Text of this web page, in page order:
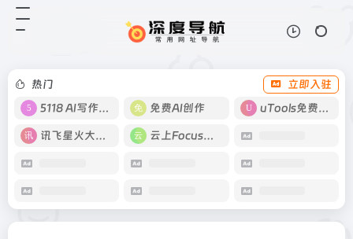
热门
立即入驻
5118 AI写作工具
免费AI创作 uTools免费工具箱
讯飞星火大模型 云上Focus接码